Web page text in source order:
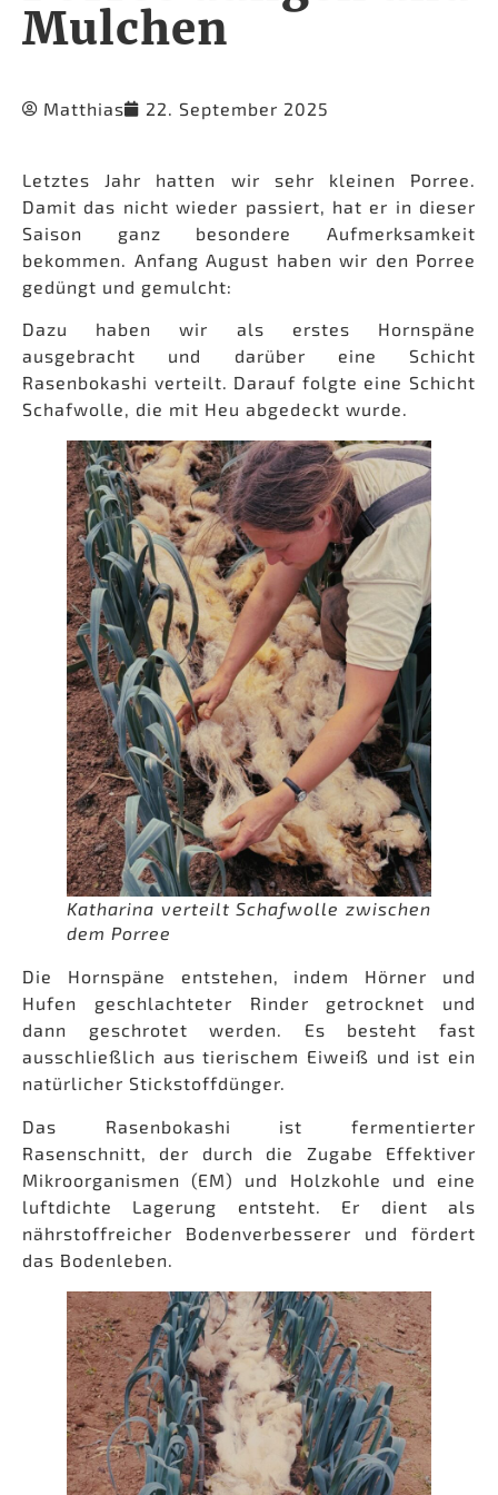
Mulchen
Matthias 22. September 2025
Letztes Jahr hatten wir sehr kleinen Porree.
Damit das nicht wieder passiert, hat er in dieser
Saison ganz besondere Aufmerksamkeit
bekommen. Anfang August haben wir den Porree
gedüngt und gemulcht:
Dazu haben wir als erstes Hornspäne
ausgebracht und darüber eine Schicht
Rasenbokashi verteilt. Darauf folgte eine Schicht
Schafwolle, die mit Heu abgedeckt wurde.
Katharina verteilt Schafwolle zwischen
dem Porree
Die Hornspäne entstehen, indem Hörner und
Hufen geschlachteter Rinder getrocknet und
dann geschrotet werden. Es besteht fast
ausschließlich aus tierischem Eiweiß und ist ein
natürlicher Stickstoffdünger.
Das Rasenbokashi ist fermentierter
Rasenschnitt, der durch die Zugabe Effektiver
Mikroorganismen (EM) und Holzkohle und eine
luftdichte Lagerung entsteht. Er dient als
nährstoffreicher Bodenverbesserer und fördert
das Bodenleben.